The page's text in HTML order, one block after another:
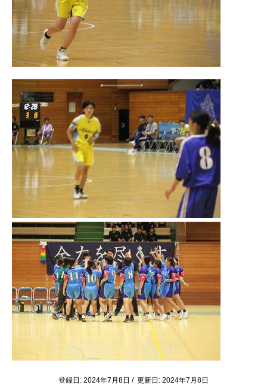
登録日: 2024年7月8日 / 更新日: 2024年7月8日